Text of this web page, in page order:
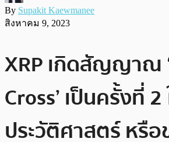
By Supakit Kaewmanee
สิงหาคม 9, 2023
XRP เกิดสัญญาณ
Cross’ เป็นครั้งที่ 2
ประวัติศาสตร์ หรื